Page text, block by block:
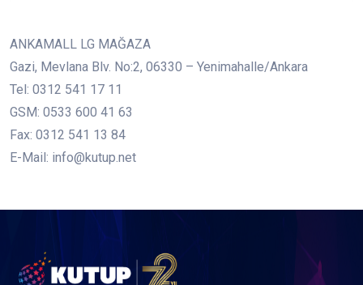
ANKAMALL LG MAĞAZA
Gazi, Mevlana Blv. No:2, 06330 – Yenimahalle/Ankara
Tel: 0312 541 17 11
GSM: 0533 600 41 63
Fax: 0312 541 13 84
E-Mail: info@kutup.net